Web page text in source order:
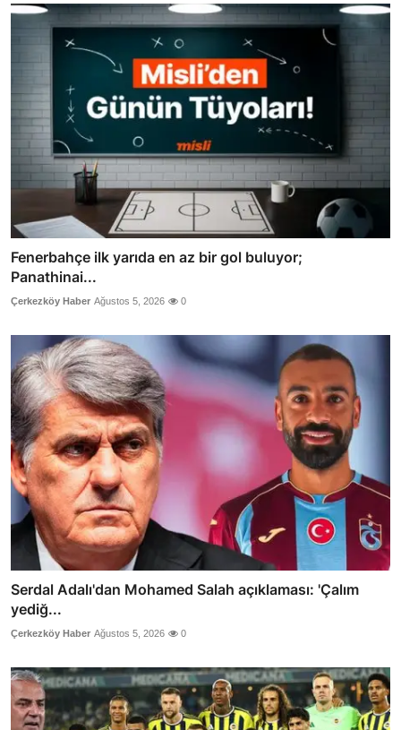
Fenerbahçe ilk yarıda en az bir gol buluyor;
Panathinai...
Çerkezköy Haber Ağustos 5, 2026 0
Serdal Adalı'dan Mohamed Salah açıklaması: 'Çalım
yediğ...
Çerkezköy Haber Ağustos 5, 2026 0